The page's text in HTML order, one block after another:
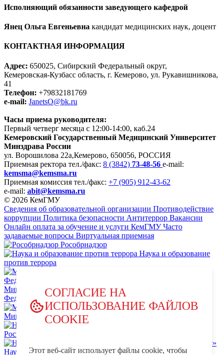
Исполняющий обязанности заведующего кафедрой
Янец Ольга Евгеньевна кандидат медицинских наук, доцент
КОНТАКТНАЯ ИНФОРМАЦИЯ
Адрес: 650025, Сибирский Федеральный округ,
Кемеровская-Кузбасс область, г. Кемерово, ул. Рукавишникова,
41
Телефон: +79832181769
e-mail: JanetsO@bk.ru
Часы приема руководителя:
Первый четверг месяца с 12:00-14:00, каб.24
Кемеровский Государственный Медицинский Университет
Минздрава России
ул. Ворошилова 22а,Кемерово, 650056, РОССИЯ
Приемная ректора тел./факс: 8 (3842) 73-48-56 e-mail:
kemsma@kemsma.ru
Приемная комиссия тел./факс: +7 (905) 912-43-62
e-mail: abit@kemsma.ru
© 2026 КемГМУ
Сведения об образовательной организации Противодействие
коррупции Политика безопасности Антитеррор Вакансии
Онлайн оплата за обучение и услуги КемГМУ Часто
задаваемые вопросы Виртуальная приемная
Рособрнадзор
Наука и образование
против террора
Министерство науки и высшего образования Российской
Федерации
Министерство просвещения Российской Федерации
НЦПТИ.РФ
Роспотребнадзор
Научно-образовательный центр мирового уровня «Кузбасс»
СОГЛАСИЕ НА
ИСПОЛЬЗОВАНИЕ ФАЙЛОВ
COOKIE
Этот веб-сайт использует файлы cookie, чтобы